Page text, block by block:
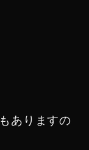
ありますの